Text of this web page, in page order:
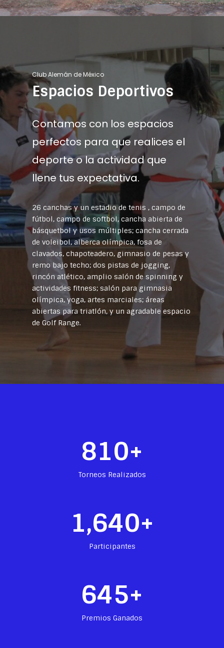
Club Alemán de México
Espacios Deportivos
Contamos con los espacios
perfectos para que realices el
deporte o la actividad que
llene tus expectativa.
26 canchas y un estadio de tenis , campo de
fútbol, campo de softbol, cancha abierta de
básquetbol y usos múltiples; cancha cerrada
de voleibol, alberca olímpica, fosa de
clavados, chapoteadero, gimnasio de pesas y
remo bajo techo; dos pistas de jogging,
rincón atlético, amplio salón de spinning y
actividades fitness; salón para gimnasia
olímpica, yoga, artes marciales; áreas
abiertas para triatlón, y un agradable espacio
de Golf Range.
810+
Torneos Realizados
1,640+
Participantes
645+
Premios Ganados